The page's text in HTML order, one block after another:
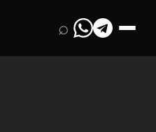
⌕